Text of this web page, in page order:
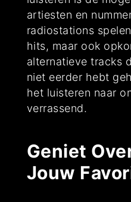
artiesten en
radiostations
hits, maar ook
alternatieve tracks
niet eerder hebt
het luisteren naar
verrassend.
Geniet
Jouw